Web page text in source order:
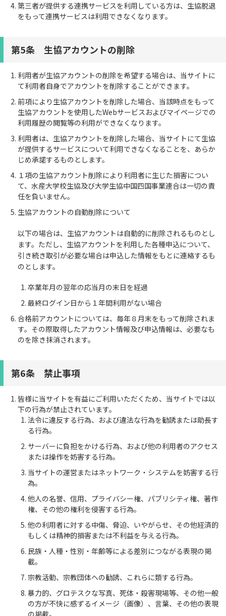
第三者が提供する連携サービスを利用している方は、生協脱退
をもって連携サービスは利用できなくなります。
第5条 生協アカウントの削除
利用者が生協アカウントの削除を希望する場合は、当サイトに
て利用者自身でアカウントを削除することができます。
前項により生協アカウントを削除した場合、当該時点をもって
生協アカウントを使用したWebサービスおよびマイページでの
利用履歴の閲覧等の利用ができなくなります。
利用者は、生協アカウントを削除した場合、当サイトにて生協
が提供するサービスについて利用できなくなることを、あらか
じめ承諾するものとします。
１項の生協アカウント削除により利用者に生じた損害につい
て、水産大学校生協及び大学生協中国四国事業連合は一切の責
任を負いません。
生協アカウントの自動削除について
以下の場合は、生協アカウントは自動的に削除されるものとし
ます。ただし、生協アカウントを利用した各種申込について、
引き続き取引が必要な場合は申込した情報をもとに連絡するも
のとします。
卒業年月の翌年の応当月の末日を経過
最終ログイン日から１年間利用がない場合
合格前アカウントについては、毎年８月末をもって削除されま
す。その際取得したアカウント情報及び申込情報は、必要なも
のを除き抹消されます。
第6条 禁止事項
皆様に当サイトを有益にご利用いただくため、当サイトでは以
下の行為が禁止されています。
法令に違反する行為、および違法な行為を勧誘または助長す
る行為。
サーバーに負担をかける行為、および他の利用者のアクセス
または操作を妨害する行為。
当サイトの運営またはネットワーク・システムを妨害する行
為。
他人の名誉、信用、プライバシー権、パブリシティ権、著作
権、その他の権利を侵害する行為。
他の利用者に対する中傷、脅迫、いやがらせ、その他経済的
もしくは精神的損害または不利益を与える行為。
民族・人種・性別・年齢等による差別につながる表現の掲
載。
宗教活動、宗教団体への勧誘、これらに類する行為。
暴力的、グロテスクな写真、死体・殺害現場等、その他一般
の方が不快に感ずるイメージ（画像）、言葉、その他の表現
の掲載。